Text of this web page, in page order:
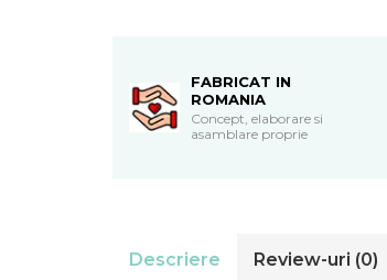
Cadouri personalizate pentru
Cadouri pentru EL
FABRICAT IN
ROMANIA
Concept, elaborare si
asamblare proprie
Descriere Review-uri (0)